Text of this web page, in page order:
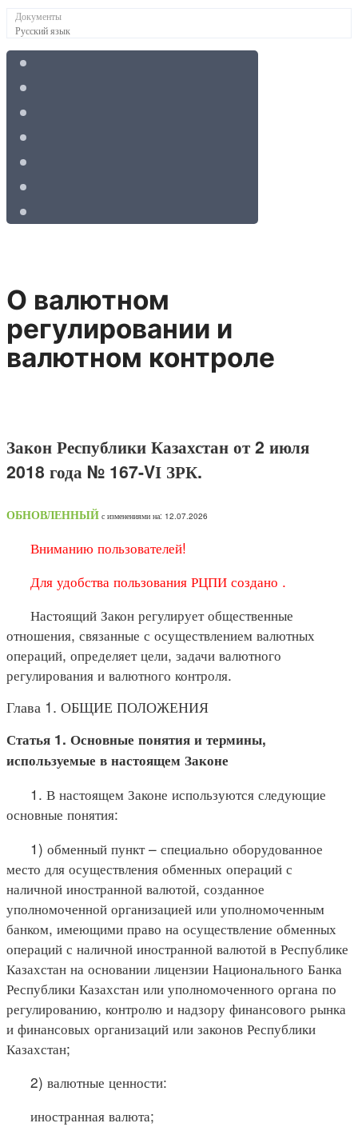
Документы
Русский язык
О валютном
регулировании и
валютном контроле
Закон Республики Казахстан от 2 июля
2018 года № 167-VІ ЗРК.
ОБНОВЛЕННЫЙ с изменениями на: 12.07.2026
Вниманию пользователей!
Для удобства пользования РЦПИ создано .
Настоящий Закон регулирует общественные
отношения, связанные с осуществлением валютных
операций, определяет цели, задачи валютного
регулирования и валютного контроля.
Глава 1. ОБЩИЕ ПОЛОЖЕНИЯ
Статья 1. Основные понятия и термины,
используемые в настоящем Законе
1. В настоящем Законе используются следующие
основные понятия:
1) обменный пункт – специально оборудованное
место для осуществления обменных операций с
наличной иностранной валютой, созданное
уполномоченной организацией или уполномоченным
банком, имеющими право на осуществление обменных
операций с наличной иностранной валютой в Республике
Казахстан на основании лицензии Национального Банка
Республики Казахстан или уполномоченного органа по
регулированию, контролю и надзору финансового рынка
и финансовых организаций или законов Республики
Казахстан;
2) валютные ценности:
иностранная валюта;